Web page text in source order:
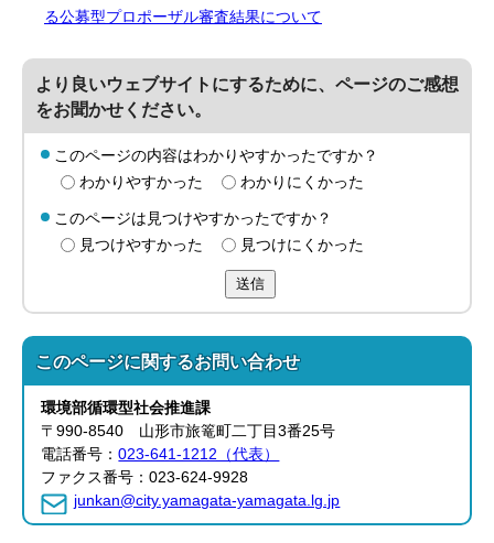
る公募型プロポーザル審査結果について
より良いウェブサイトにするために、ページのご感想
をお聞かせください。
このページの内容はわかりやすかったですか？
わかりやすかった
わかりにくかった
このページは見つけやすかったですか？
見つけやすかった
見つけにくかった
送信
このページに関するお問い合わせ
環境部循環型社会推進課
〒990-8540 山形市旅篭町二丁目3番25号
電話番号：023-641-1212（代表）
ファクス番号：023-624-9928
junkan@city.yamagata-yamagata.lg.jp